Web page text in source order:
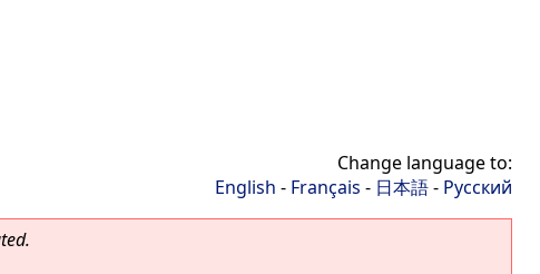
Change language to:
English - Français - 日本語- Русский